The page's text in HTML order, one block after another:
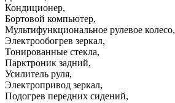
Кондиционер,
Бортовой компьютер,
Мультифункциональное рулевое колесо,
Электрообогрев зеркал,
Тонированные стекла,
Парктроник задний,
Усилитель руля,
Электропривод зеркал,
Подогрев передних сидений,